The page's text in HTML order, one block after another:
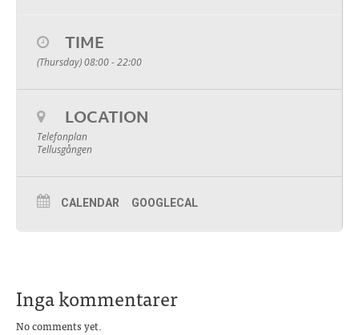
TIME
(Thursday) 08:00 - 22:00
LOCATION
Telefonplan
Tellusgången
CALENDAR GOOGLECAL
Inga kommentarer
No comments yet.